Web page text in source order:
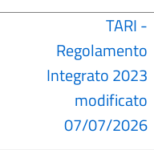
TARI -
Regolamento
Integrato 2023
modificato
07/07/2026